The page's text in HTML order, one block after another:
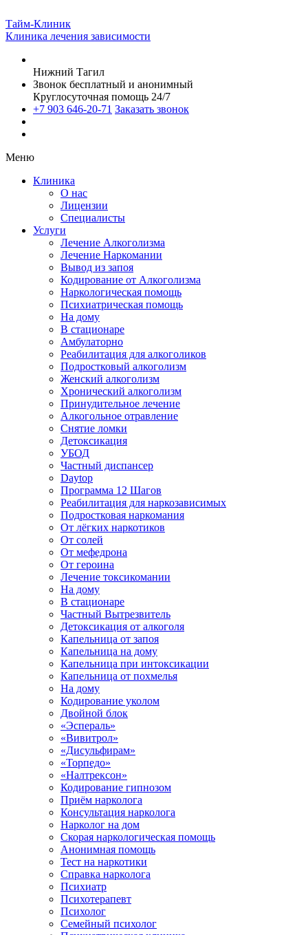
Тайм-Клиник
Клиника лечения зависимости
Нижний Тагил
Звонок бесплатный и анонимный
Круглосуточная помощь 24/7
+7 903 646-20-71 Заказать звонок
Меню
Клиника
О нас
Лицензии
Специалисты
Услуги
Лечение Алкоголизма
Лечение Наркомании
Вывод из запоя
Кодирование от Алкоголизма
Наркологическая помощь
Психиатрическая помощь
На дому
В стационаре
Амбулаторно
Реабилитация для алкоголиков
Подростковый алкоголизм
Женский алкоголизм
Хронический алкоголизм
Принудительное лечение
Алкогольное отравление
Снятие ломки
Детоксикация
УБОД
Частный диспансер
Daytop
Программа 12 Шагов
Реабилитация для наркозависимых
Подростковая наркомания
От лёгких наркотиков
От солей
От мефедрона
От героина
Лечение токсикомании
На дому
В стационаре
Частный Вытрезвитель
Детоксикация от алкоголя
Капельница от запоя
Капельница на дому
Капельница при интоксикации
Капельница от похмелья
На дому
Кодирование уколом
Двойной блок
«Эспераль»
«Вивитрол»
«Дисульфирам»
«Торпедо»
«Налтрексон»
Кодирование гипнозом
Приём нарколога
Консультация нарколога
Нарколог на дом
Скорая наркологическая помощь
Анонимная помощь
Тест на наркотики
Справка нарколога
Психиатр
Психотерапевт
Психолог
Семейный психолог